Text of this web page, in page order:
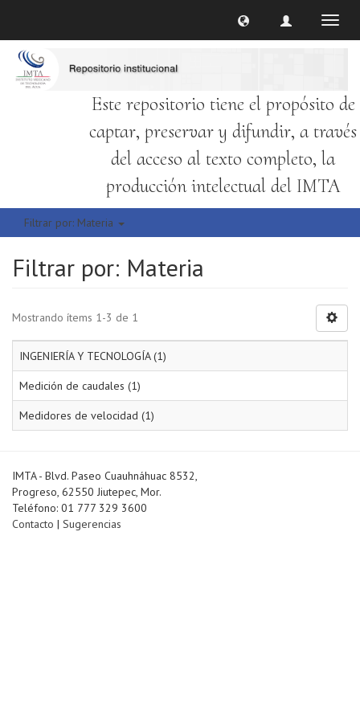
Este repositorio tiene el propósito de
captar, preservar y difundir, a través
del acceso al texto completo, la
producción intelectual del IMTA
Filtrar por: Materia
Filtrar por: Materia
Mostrando ítems 1-3 de 1
INGENIERÍA Y TECNOLOGÍA (1)
Medición de caudales (1)
Medidores de velocidad (1)
IMTA - Blvd. Paseo Cuauhnáhuac 8532,
Progreso, 62550 Jiutepec, Mor.
Teléfono: 01 777 329 3600
Contacto | Sugerencias